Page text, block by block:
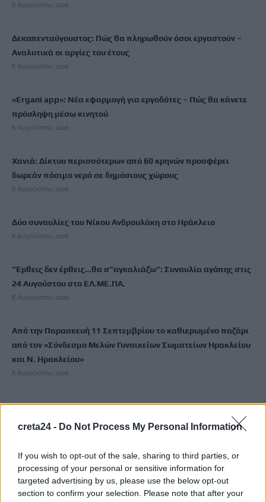
creta24 - Do Not Process My Personal Information
If you wish to opt-out of the sale, sharing to third parties, or
processing of your personal or sensitive information for
targeted advertising by us, please use the below opt-out
section to confirm your selection. Please note that after your
8 Αυγούστου, 2026
Δεκαπενταύγουστος: Πώς θα πληρωθούν όσοι εργαστούν –
Αναλυτικά οι αργίες του έτους
8 Αυγούστου, 2026
«Ergani app»: Νέα εφαρμογή για εργοδότες – Πώς θα κάνετε
πρόσληψη μέσω κινητού
8 Αυγούστου, 2026
Χανιά: Δίκτυο περισσότερων από 60 κρηνών προσφέρει
δωρεάν πόσιμο νερό σε δημόσιους χώρους
8 Αυγούστου, 2026
Δύο συναυλίες του Νίκου Ανδρουλάκη στο Ηράκλειο
8 Αυγούστου, 2026
“Έρθεις δεν έρθεις…θα σ”αγκαλιάζω”: Συναυλία αγάπης στις
24 Αυγούστου στο ΕΛ.ΜΕ.ΠΑ.
8 Αυγούστου, 2026
Από την Παρασκευή 11 Σεπτεμβρίου το καθιερωμένο παζάρι
από τον «Σύνδεσμο Μελών Γυναικείων Σωματείων Ηρακλείου
και Ν. Ηρακλείου»
8 Αυγούστου, 2026
Τουρισμός για Ολους 2026-2027: Τα SOS για να «κλειδώσετε»
TRENDING